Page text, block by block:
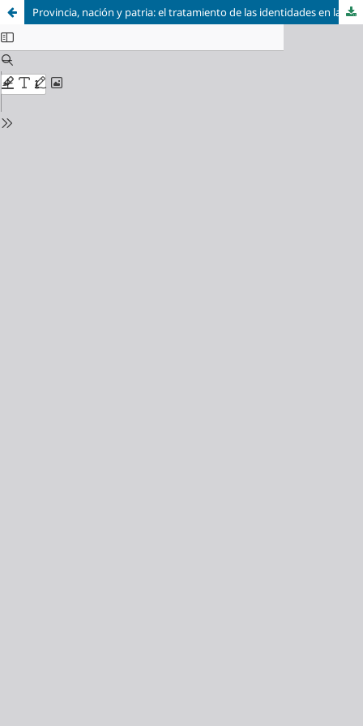
Provincia, nación y patria: el tratamiento de las identidades en la historiografía vasca